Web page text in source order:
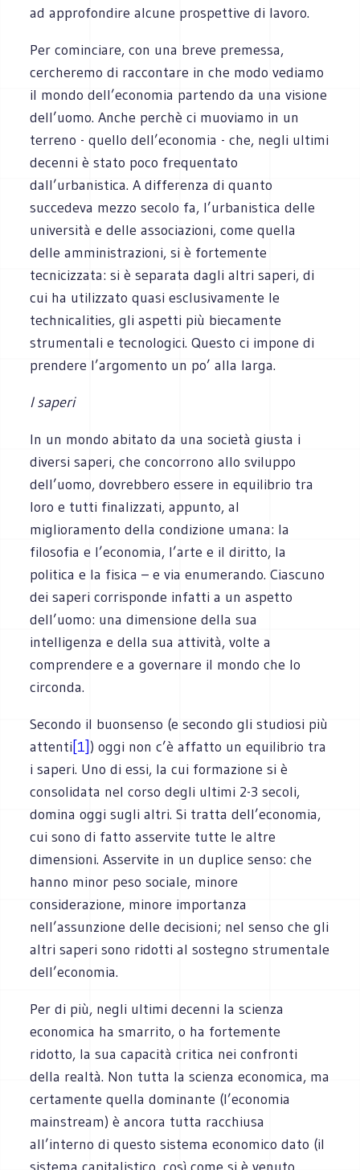
ad approfondire alcune prospettive di lavoro.
Per cominciare, con una breve premessa,
cercheremo di raccontare in che modo vediamo
il mondo dell’economia partendo da una visione
dell’uomo. Anche perchè ci muoviamo in un
terreno - quello dell’economia - che, negli ultimi
decenni è stato poco frequentato
dall’urbanistica. A differenza di quanto
succedeva mezzo secolo fa, l’urbanistica delle
università e delle associazioni, come quella
delle amministrazioni, si è fortemente
tecnicizzata: si è separata dagli altri saperi, di
cui ha utilizzato quasi esclusivamente le
technicalities, gli aspetti più biecamente
strumentali e tecnologici. Questo ci impone di
prendere l’argomento un po’ alla larga.
I saperi
In un mondo abitato da una società giusta i
diversi saperi, che concorrono allo sviluppo
dell’uomo, dovrebbero essere in equilibrio tra
loro e tutti finalizzati, appunto, al
miglioramento della condizione umana: la
filosofia e l’economia, l’arte e il diritto, la
politica e la fisica – e via enumerando. Ciascuno
dei saperi corrisponde infatti a un aspetto
dell’uomo: una dimensione della sua
intelligenza e della sua attività, volte a
comprendere e a governare il mondo che lo
circonda.
Secondo il buonsenso (e secondo gli studiosi più
attenti[1]) oggi non c’è affatto un equilibrio tra
i saperi. Uno di essi, la cui formazione si è
consolidata nel corso degli ultimi 2-3 secoli,
domina oggi sugli altri. Si tratta dell’economia,
cui sono di fatto asservite tutte le altre
dimensioni. Asservite in un duplice senso: che
hanno minor peso sociale, minore
considerazione, minore importanza
nell’assunzione delle decisioni; nel senso che gli
altri saperi sono ridotti al sostegno strumentale
dell’economia.
Per di più, negli ultimi decenni la scienza
economica ha smarrito, o ha fortemente
ridotto, la sua capacità critica nei confronti
della realtà. Non tutta la scienza economica, ma
certamente quella dominante (l’economia
mainstream) è ancora tutta racchiusa
all’interno di questo sistema economico dato (il